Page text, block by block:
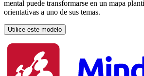
mental puede transformarse en un mapa
orientativas a uno de sus temas.
Utilice este modelo